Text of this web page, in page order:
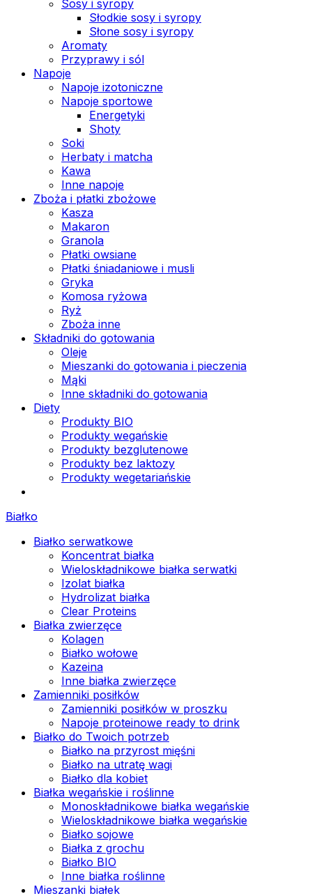
Sosy i syropy
Słodkie sosy i syropy
Słone sosy i syropy
Aromaty
Przyprawy i sól
Napoje
Napoje izotoniczne
Napoje sportowe
Energetyki
Shoty
Soki
Herbaty i matcha
Kawa
Inne napoje
Zboża i płatki zbożowe
Kasza
Makaron
Granola
Płatki owsiane
Płatki śniadaniowe i musli
Gryka
Komosa ryżowa
Ryż
Zboża inne
Składniki do gotowania
Oleje
Mieszanki do gotowania i pieczenia
Mąki
Inne składniki do gotowania
Diety
Produkty BIO
Produkty wegańskie
Produkty bezglutenowe
Produkty bez laktozy
Produkty wegetariańskie
Białko
Białko serwatkowe
Koncentrat białka
Wieloskładnikowe białka serwatki
Izolat białka
Hydrolizat białka
Clear Proteins
Białka zwierzęce
Kolagen
Białko wołowe
Kazeina
Inne białka zwierzęce
Zamienniki posiłków
Zamienniki posiłków w proszku
Napoje proteinowe ready to drink
Białko do Twoich potrzeb
Białko na przyrost mięśni
Białko na utratę wagi
Białko dla kobiet
Białka wegańskie i roślinne
Monoskładnikowe białka wegańskie
Wieloskładnikowe białka wegańskie
Białko sojowe
Białka z grochu
Białko BIO
Inne białka roślinne
Mieszanki białek